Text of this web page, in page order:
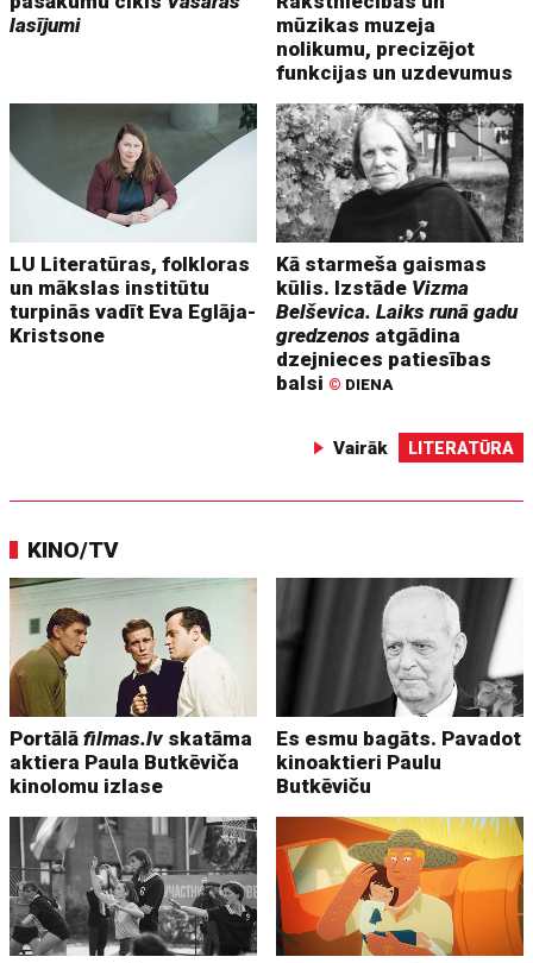
lasījumi
mūzikas muzeja
nolikumu, precizējot
funkcijas un uzdevumus
LU Literatūras, folkloras
un mākslas institūtu
turpinās vadīt Eva Eglāja-
Kristsone
Kā starmeša gaismas
kūlis. Izstāde Vizma
Belševica. Laiks runā gadu
gredzenos atgādina
dzejnieces patiesības
balsi © DIENA
Vairāk LITERATŪRA
KINO/TV
Portālāfilmas.lv skatāma
aktiera Paula Butkēviča
kinolomu izlase
Es esmu bagāts. Pavadot
kinoaktieri Paulu
Butkēviču